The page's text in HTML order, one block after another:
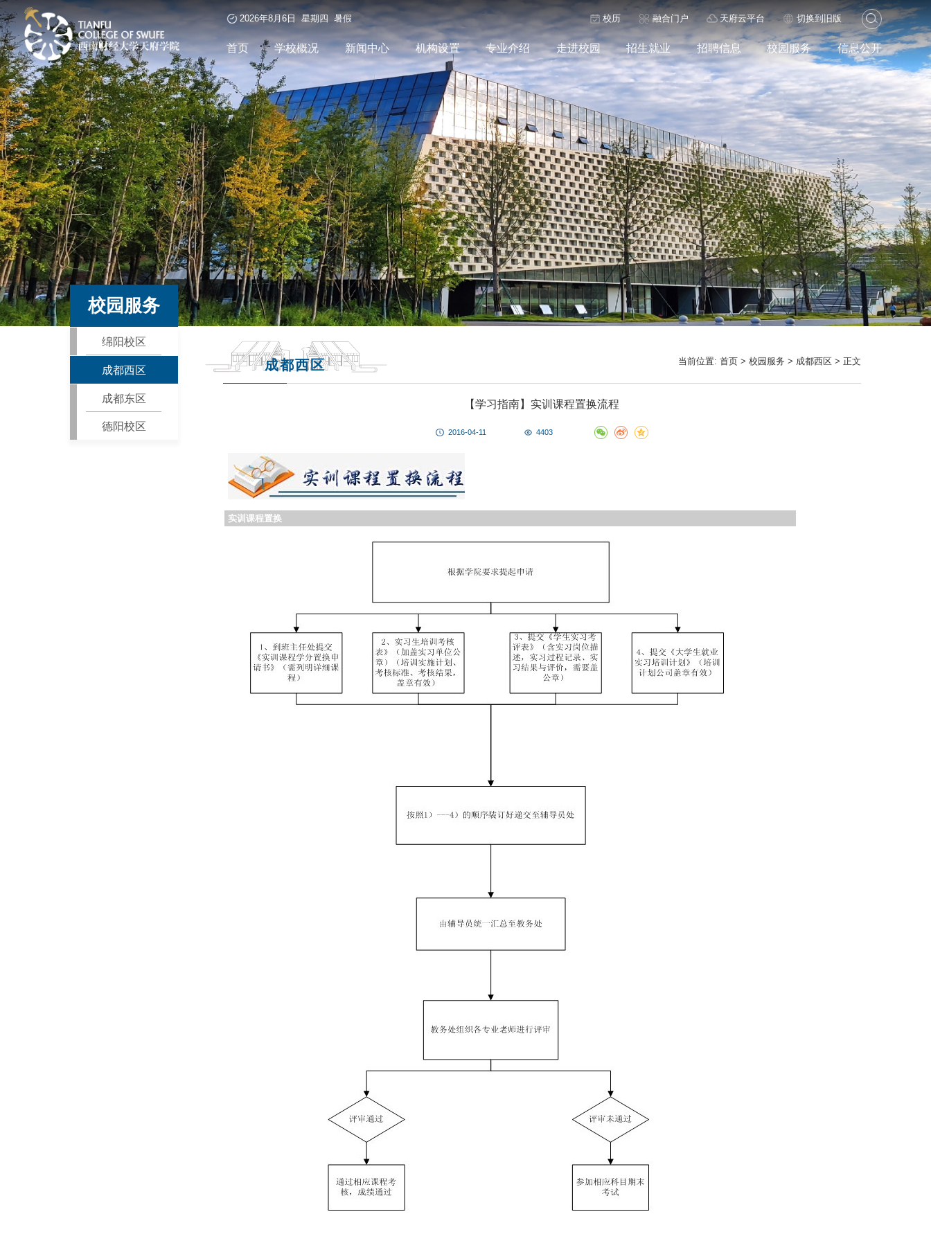
2026年8月6日 星期四 暑假 校历 融合门户 天府云平台 切换到旧版
首页 学校概况 新闻中心 机构设置 专业介绍 走进校园 招生就业 招聘信息 校园服务 信息公开
校园服务
绵阳校区
成都西区
成都东区
德阳校区
成都西区 当前位置:首页 >校园服务 > 成都西区 > 正文
【学习指南】实训课程置换流程
2016-04-11 4403
实训课程置换